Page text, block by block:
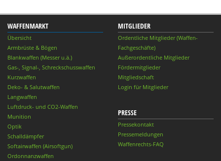
WAFFENMARKT
Übersicht
Armbrüste & Bögen
Blankwaffen (Messer u.ä.)
Gas-, Signal-, Schreckschusswaffen
Kurzwaffen
Deko- & Salutwaffen
Langwaffen
Luftdruck- und CO2-Waffen
Munition
Optik
Schalldämpfer
Softairwaffen (Airsoftgun)
Ordonnanzwaffen
MITGLIEDER
Ordentliche Mitglieder (Waffen-
Fachgeschäfte)
Außerordentliche Mitglieder
Fördermitglieder
Mitgliedschaft
Login für Mitglieder
PRESSE
Pressekontakt
Pressemeldungen
Waffenrechts-FAQ